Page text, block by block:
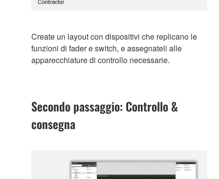
Create un layout con dispositivi che replicano le
funzioni di fader e switch, e assegnateli alle
apparecchiature di controllo necessarie.
Secondo passaggio: Controllo &
consegna